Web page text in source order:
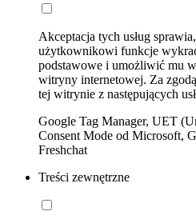
Akceptacja tych usług
użytkownikowi funkcje
podstawowe i umożliwić mu
witryny internetowej. Za
tej witrynie z następujących
Google Tag Manager, UET
Consent Mode od Microsoft,
Freshchat
Treści zewnętrzne